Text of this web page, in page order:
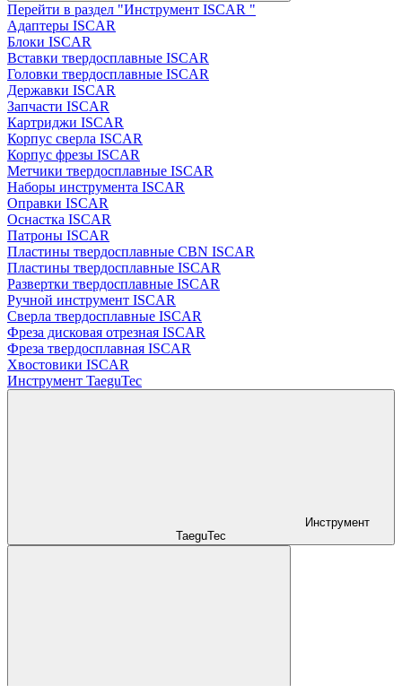
Перейти в раздел "Инструмент ISCAR "
Адаптеры ISCAR
Блоки ISCAR
Вставки твердосплавные ISCAR
Головки твердосплавные ISCAR
Державки ISCAR
Запчасти ISCAR
Картриджи ISCAR
Корпус сверла ISCAR
Корпус фрезы ISCAR
Метчики твердосплавные ISCAR
Наборы инструмента ISCAR
Оправки ISCAR
Оснастка ISCAR
Патроны ISCAR
Пластины твердосплавные CBN ISCAR
Пластины твердосплавные ISCAR
Развертки твердосплавные ISCAR
Ручной инструмент ISCAR
Сверла твердосплавные ISCAR
Фреза дисковая отрезная ISCAR
Фреза твердосплавная ISCAR
Хвостовики ISCAR
Инструмент TaeguTec
Инструмент
TaeguTec